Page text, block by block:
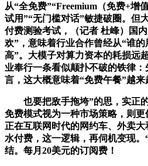
从“全免费”“Freemium（免费+增
试用”“无门槛对话”敏捷破圈。但
付费测验考试，（记者 杜峰）国
欢”，意味着行业合作曾经从“谁
高”。大模子对算力资本的耗损远
业奉行一条看似颠扑不破的铁律
言，这大概意味着“免费午餐”越来
也要把敌手拖垮”的思，实正的
免费模式视为一种市场策略，则更
正在互联网时代的网约车、外卖
水付费，这一逻辑，再伺机变现
结。每月20美元的订阅费！